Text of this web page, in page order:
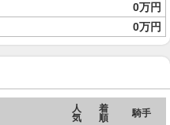
0万円
0万円
人
気
着
順
騎手